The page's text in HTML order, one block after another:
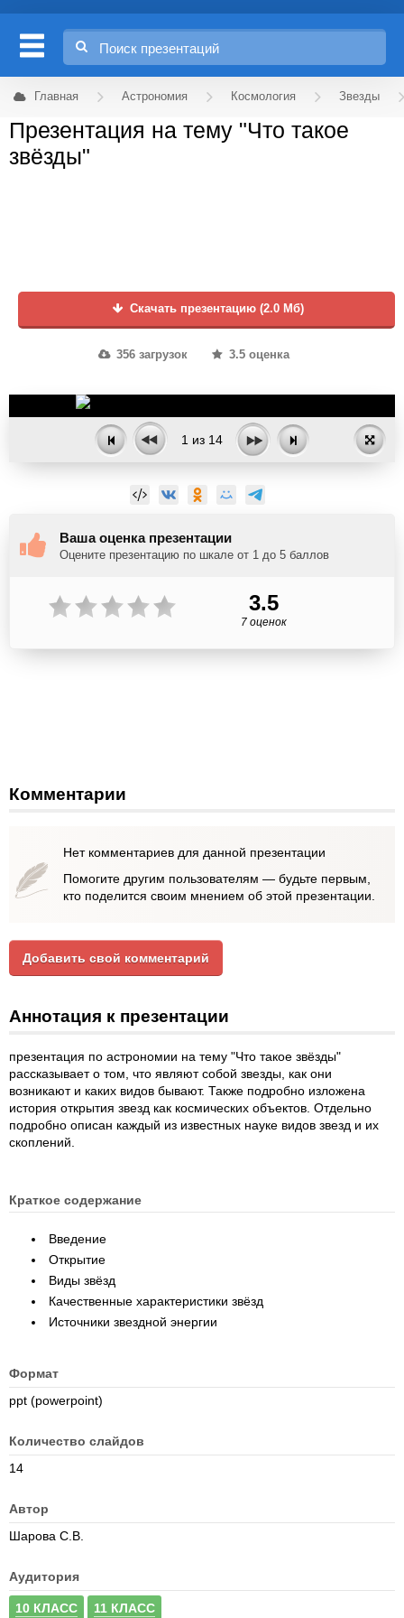
Главная Астрономия Космология Звезды
Презентация на тему "Что такое
звёзды"
Скачать презентацию (2.0 Мб)
356 загрузок 3.5 оценка
1 из 14
Ваша оценка презентации
Оцените презентацию по шкале от 1 до 5 баллов
3.5
7 оценок
Комментарии
Нет комментариев для данной презентации
Помогите другим пользователям — будьте первым,
кто поделится своим мнением об этой презентации.
Добавить свой комментарий
Аннотация к презентации
презентация по астрономии на тему "Что такое звёзды"
рассказывает о том, что являют собой звезды, как они
возникают и каких видов бывают. Также подробно изложена
история открытия звезд как космических объектов. Отдельно
подробно описан каждый из известных науке видов звезд и их
скоплений.
Краткое содержание
Введение
Открытие
Виды звёзд
Качественные характеристики звёзд
Источники звездной энергии
Формат
ppt (powerpoint)
Количество слайдов
14
Автор
Шарова С.В.
Аудитория
10 КЛАСС 11 КЛАСС